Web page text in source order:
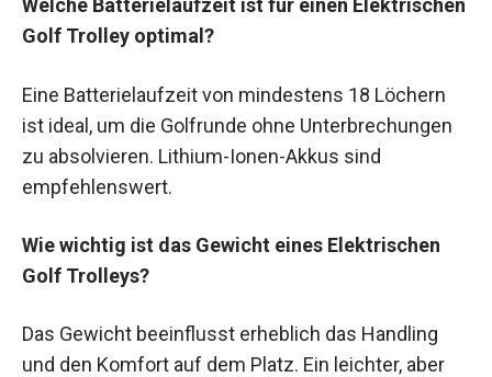
Welche Batterielaufzeit ist für einen Elektrischen
Golf Trolley optimal?
Eine Batterielaufzeit von mindestens 18 Löchern
ist ideal, um die Golfrunde ohne Unterbrechungen
zu absolvieren. Lithium-Ionen-Akkus sind
empfehlenswert.
Wie wichtig ist das Gewicht eines Elektrischen
Golf Trolleys?
Das Gewicht beeinflusst erheblich das Handling
und den Komfort auf dem Platz. Ein leichter, aber